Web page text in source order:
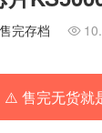
售完存档 
⚠️ 售完无货就